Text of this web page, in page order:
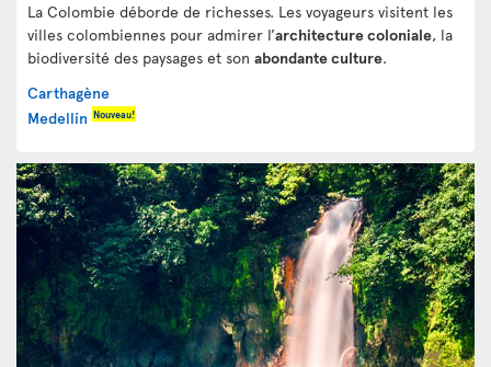
La Colombie déborde de richesses. Les voyageurs visitent les
villes colombiennes pour admirer l’architecture coloniale, la
biodiversité des paysages et son abondante culture.
Carthagène
Medellín Nouveau!